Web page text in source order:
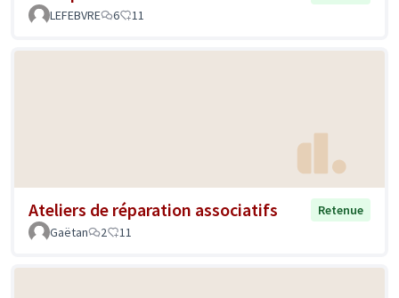
LEFEBVRE
6 11
Ateliers de réparation associatifs
Retenue
Gaëtan
2 11